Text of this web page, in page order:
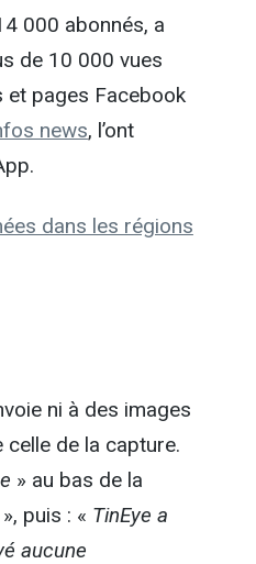
000 abonnés, a
de 10 000 vues
pages Facebook
news, l’ont
dans les régions
ni à des images
de la capture.
» au bas de la
», puis : « TinEye a
aucune